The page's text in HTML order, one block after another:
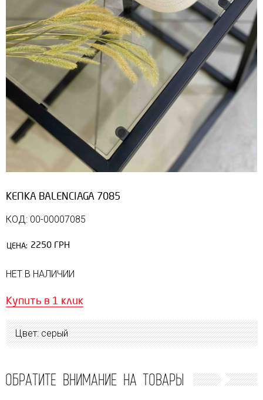
КЕПКА BALENCIAGA 7085
КОД: 00-00007085
ЦЕНА: 2250 ГРН
НЕТ В НАЛИЧИИ
Купить в 1 клик
Цвет: серый
ОБРАТИТЕ ВНИМАНИЕ НА ТОВАРЫ